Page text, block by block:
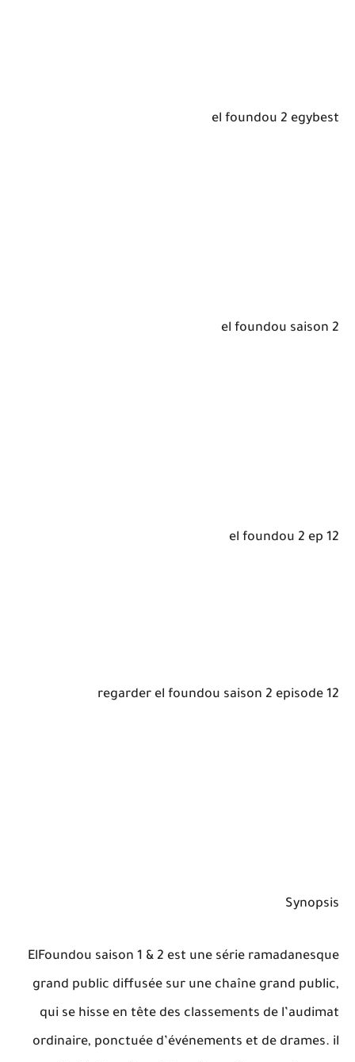
el foundou 2 egybest
el foundou saison 2
el foundou 2 ep 12
regarder el foundou saison 2 episode 12
Synopsis
ElFoundou saison 1 & 2 est une série ramadanesque
grand public diffusée sur une chaîne grand public,
qui se hisse en tête des classements de l’audimat
ordinaire, ponctuée d’événements et de drames. il